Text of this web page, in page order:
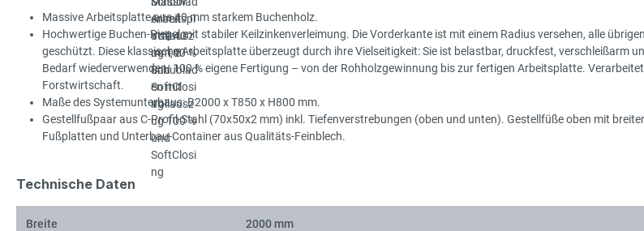
Massive Arbeitsplatte aus 40 mm starkem Buchenholz.
Hochwertige Buchen-Riegel mit stabiler Keilzinkenverleimung. Die Vorderkante ist mit einem Radius versehen, alle
geschützt. Diese klassische Arbeitsplatte überzeugt durch ihre Vielseitigkeit: Sie ist belastbar, druckfest, verschleißarm
Bedarf wiederverwenden. 100 % eigene Fertigung – von der Rohholzgewinnung bis zur fertigen Arbeitsplatte.
Forstwirtschaft.
Maße des Systemunterbaus: B2000 x T850 x H800 mm.
Gestellfußpaar aus C-Profil-Stahl (70x50x2 mm) inkl. Tiefenverstrebungen (oben und unten). Gestellfüße oben mit
Fußplatten und Unterbau-Container aus Qualitäts-Feinblech.
Technische Daten
Breite 2000 mm